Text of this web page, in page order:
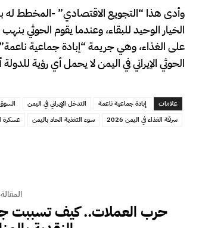
وأدى هذا “التجويع الاقتصادي” -المخطط له
الخيار الوحيد للبقاء، وعندما يقوم الحوثي
على الغذاء، وهي جريمة “إبادة جماعية
الحوثي الإيراني في اليمن لا يحمل أي رؤية
علامات إبادة جماعية ناعمة التدخل الإيراني في اليمن
سرقة الغذاء في اليمن 2026
سوء التغذية الحاد باليمن عسكرة
حرب العملات.. كيف تسببت